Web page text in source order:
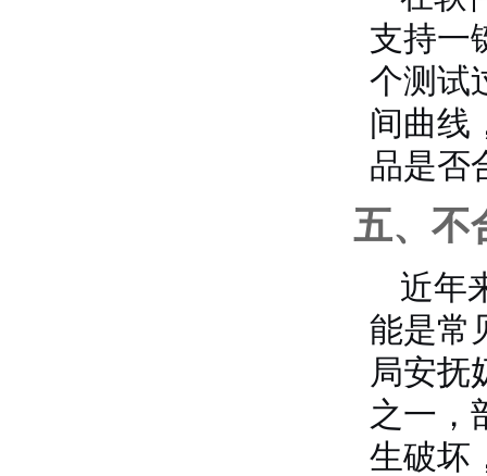
支持一
个测试
间曲线
品是否
五、不
近年
能是常
局安抚
之一，
生破坏